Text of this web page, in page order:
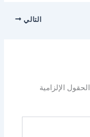
التالي
الحقول الإلزامية